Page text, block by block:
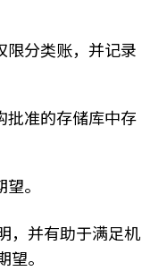
限分类账，并记录
批准的存储库中存
。
，并有助于满足机
。